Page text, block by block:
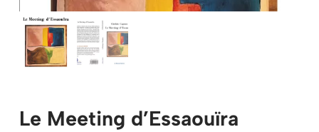
Mon panier
Le Meeting d’Essaouïra